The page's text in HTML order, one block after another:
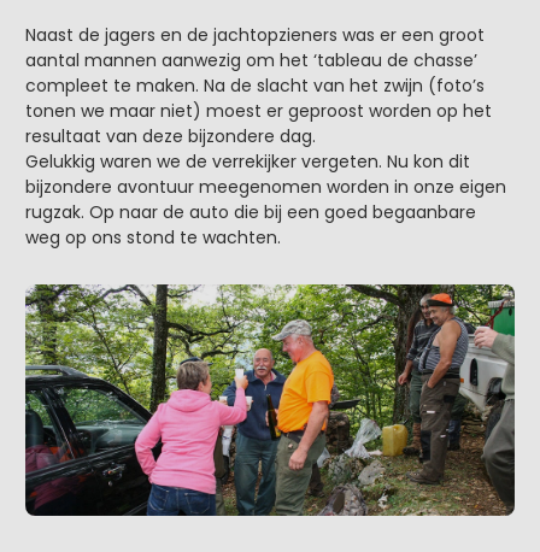
Naast de jagers en de jachtopzieners was er een groot
aantal mannen aanwezig om het ‘tableau de chasse’
compleet te maken. Na de slacht van het zwijn (foto’s
tonen we maar niet) moest er geproost worden op het
resultaat van deze bijzondere dag.
Gelukkig waren we de verrekijker vergeten. Nu kon dit
bijzondere avontuur meegenomen worden in onze eigen
rugzak. Op naar de auto die bij een goed begaanbare
weg op ons stond te wachten.